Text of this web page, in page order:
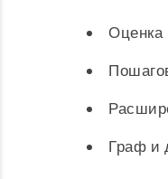
Оценка
Граф и